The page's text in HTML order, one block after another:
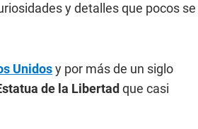
y detalles que pocos se
Unidosy por más de un siglo
de la Libertad que casi